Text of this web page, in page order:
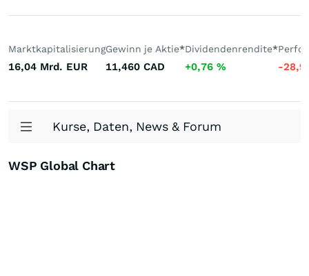
Marktkapitalisierung
16,04 Mrd. EUR
Gewinn je Aktie*
11,460 CAD
Dividendenrendite*
+0,76 % -
Kurse, Daten, News & Forum
WSP Global Chart